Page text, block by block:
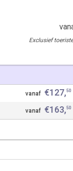
Exclusief
vanaf €127,50
vanaf €163,50